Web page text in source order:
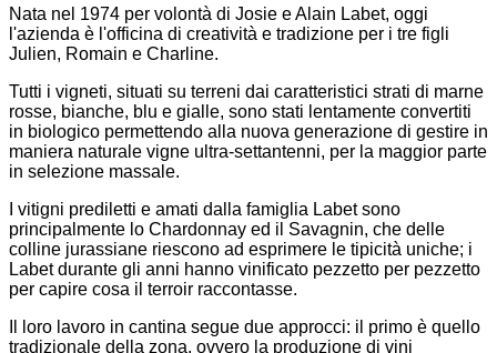
Nata nel 1974 per volontà di Josie e Alain Labet, oggi
l'azienda è l'officina di creatività e tradizione per i tre figli
Julien, Romain e Charline.
Tutti i vigneti, situati su terreni dai caratteristici strati di marne
rosse, bianche, blu e gialle, sono stati lentamente convertiti
in biologico permettendo alla nuova generazione di gestire in
maniera naturale vigne ultra-settantenni, per la maggior parte
in selezione massale.
I vitigni prediletti e amati dalla famiglia Labet sono
principalmente lo Chardonnay ed il Savagnin, che delle
colline jurassiane riescono ad esprimere le tipicità uniche; i
Labet durante gli anni hanno vinificato pezzetto per pezzetto
per capire cosa il terroir raccontasse.
Il loro lavoro in cantina segue due approcci: il primo è quello
tradizionale della zona, ovvero la produzione di vini